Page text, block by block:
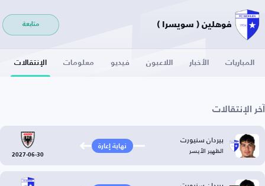
فوهلين ( سويسرا ) متابعة
المباريات الأخبار اللاعبون فيديو معلومات الإنتقالات
آخر الإنتقالات
بيردان سنيورت
الظهير الأيسر نهاية إعارة
2027-06-30